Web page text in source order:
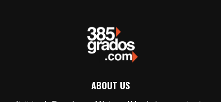
ABOUT US